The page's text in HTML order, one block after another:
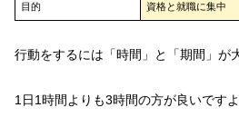
目的 資格と就職に集中
行動をするには「時間」と「期間」が
1日1時間よりも3時間の方が良いですよ